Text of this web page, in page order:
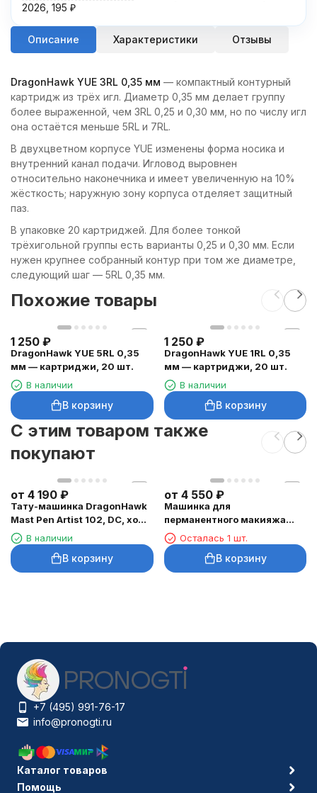
2026 195 ₽
Описание Характеристики Отзывы
DragonHawk YUE 3RL 0,35 мм — компактный контурный
картридж из трёх игл. Диаметр 0,35 мм делает группу
более выраженной, чем 3RL 0,25 и 0,30 мм, но по числу игл
она остаётся меньше 5RL и 7RL.
В двухцветном корпусе YUE изменены форма носика и
внутренний канал подачи. Игловод выровнен
относительно наконечника и имеет увеличенную на 10%
жёсткость; наружную зону корпуса отделяет защитный
паз.
В упаковке 20 картриджей. Для более тонкой
трёхигольной группы есть варианты 0,25 и 0,30 мм. Если
нужен крупнее собранный контур при том же диаметре,
следующий шаг — 5RL 0,35 мм.
Похожие товары
1 250 ₽
DragonHawk YUE 5RL 0,35
мм — картриджи, 20 шт.
В наличии
В корзину
1 250 ₽
DragonHawk YUE 1RL 0,35
мм — картриджи, 20 шт.
В наличии
В корзину
C этим товаром также
покупают
от 4 190 ₽
Тату-машинка DragonHawk
Mast Pen Artist 102, DC, ход
3,5 ммВ наличии
В корзину
от 4 550 ₽
Машинка для
перманентного макияжа
DragonHawk Mast Tour Air,
RCA, ход 2,3 мм
Осталась 1 шт.
В корзину
+7 (495) 991-76-17
info@pronogti.ru
Каталог товаров
Помощь